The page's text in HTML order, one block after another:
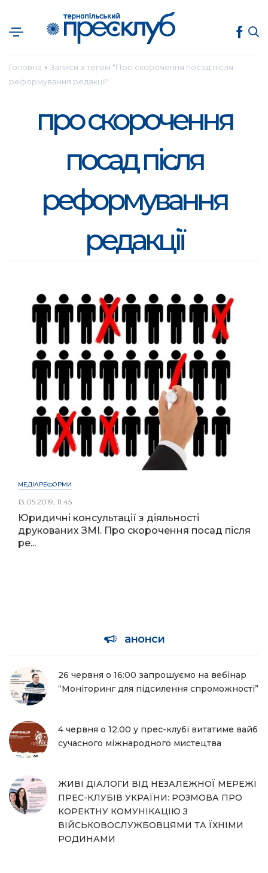
Головна ● Записи з тегом "Про скорочення посад після
реформування редакції"
про скорочення
посад після
реформування
редакції
МЕДІАРЕФОРМИ
13.05.2019, 11:45
Юридичні консультації з діяльності
друкованих ЗМІ. Про скорочення посад після
ре...
анонси
26 червня о 16:00 запрошуємо на вебінар
“Моніторинг для підсилення спроможності”
4 червня о 12.00 у прес-клубі витатиме вайб
сучасного міжнародного мистецтва
ЖИВІ ДІАЛОГИ ВІД НЕЗАЛЕЖНОЇ МЕРЕЖІ
ПРЕС-КЛУБІВ УКРАЇНИ: РОЗМОВА ПРО
КОРЕКТНУ КОМУНІКАЦІЮ З
ВІЙСЬКОВОСЛУЖБОВЦЯМИ ТА ЇХНІМИ
РОДИНАМИ